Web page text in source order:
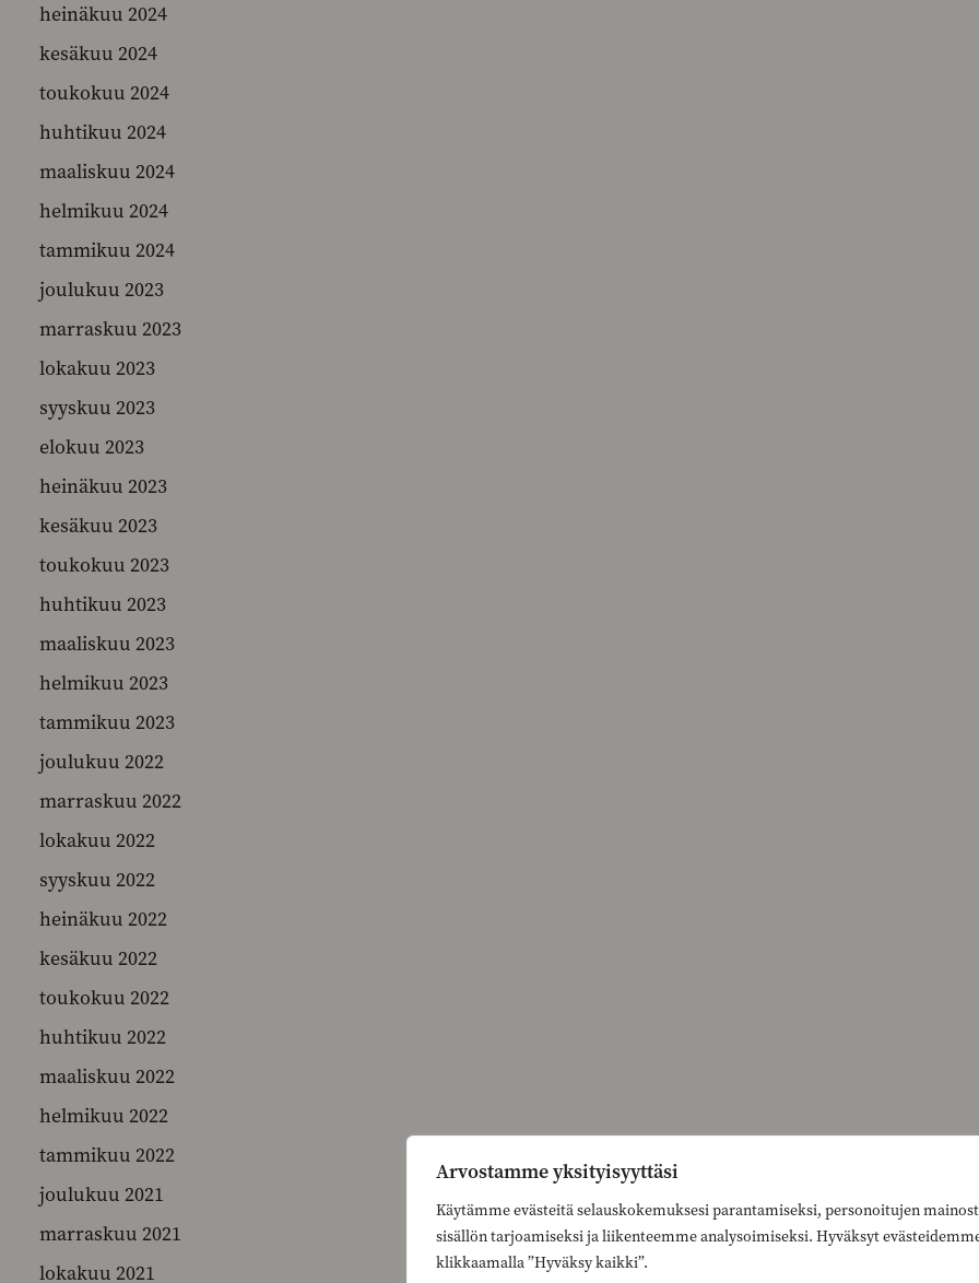
Arvostamme yksityisyyttäsi
Käytämme evästeitä selauskokemuksesi parantamiseksi, personoitujen
sisällön tarjoamiseksi ja liikenteemme analysoimiseksi. Hyväksyt
klikkaamalla ”Hyväksy kaikki”.
heinäkuu 2024
kesäkuu 2024
toukokuu 2024
huhtikuu 2024
maaliskuu 2024
helmikuu 2024
tammikuu 2024
joulukuu 2023
marraskuu 2023
lokakuu 2023
syyskuu 2023
elokuu 2023
heinäkuu 2023
kesäkuu 2023
toukokuu 2023
huhtikuu 2023
maaliskuu 2023
helmikuu 2023
tammikuu 2023
joulukuu 2022
marraskuu 2022
lokakuu 2022
syyskuu 2022
heinäkuu 2022
kesäkuu 2022
toukokuu 2022
huhtikuu 2022
maaliskuu 2022
helmikuu 2022
tammikuu 2022
joulukuu 2021
marraskuu 2021
lokakuu 2021